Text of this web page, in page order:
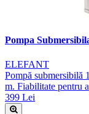
Pompa
ELEFANT
Pompă submersibilă
m. Fiabilitate pentru
399 Lei